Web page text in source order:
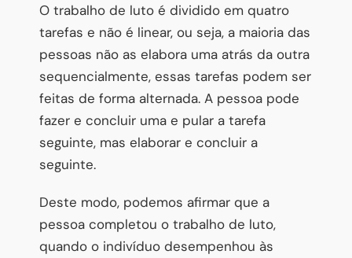
O trabalho de luto é dividido em quatro
tarefas e não é linear, ou seja, a maioria das
pessoas não as elabora uma atrás da outra
sequencialmente, essas tarefas podem ser
feitas de forma alternada. A pessoa pode
fazer e concluir uma e pular a tarefa
seguinte, mas elaborar e concluir a
seguinte.
Deste modo, podemos afirmar que a
pessoa completou o trabalho de luto,
quando o indivíduo desempenhou às